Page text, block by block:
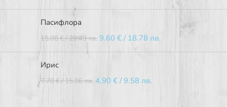
Пасифлора
15.08€/ 29.49 лв. 9.60 € / 18.78 лв.
Ирис
7.70€/ 15.06 лв. 4.90 € / 9.58 лв.